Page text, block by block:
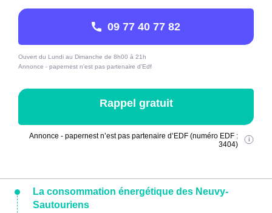
09 77 40 77 82
Ouvert du Lundi au Dimanche de 8h00 à 21h
Annonce - papernest n'est pas partenaire d'Edf
Rappel gratuit
Annonce - papernest n’est pas partenaire d’EDF (numéro EDF :
3404)
La consommation énergétique des Neuvy-
Sautouriens